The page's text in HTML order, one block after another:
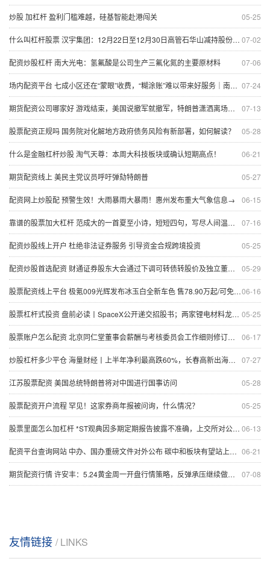
05-25
炒股 加杠杆 盈利门槛难越，硅基智能赴港闯关
07-02
什么叫杠杆股票 汉宇集团：12月22日至12月30日高管石华山减持股份合计248.65万股
07-06
配资炒股杠杆 南大光电：氢氟酸是公司生产三氟化氮的主要原材料
07-24
场内配资平台 七成小区还在“蒙眼”收费，“糊涂账”难以带来好服务｜南方产业观
07-13
期货配资公司哪家好 游戏结束，美国说撤军就撤军，特朗普潇洒离场，烂摊子都留给北约
05-28
股票配资正规吗 国务院对化解地方政府债务风险有新部署，如何解读？
06-21
什么是金融杠杆炒股 淘气天尊：本周大科技板块或确认短期高点！
05-27
期货配资线上 美民主党议员呼吁弹劾特朗普
06-15
配资网上炒股配 预警生效！大雨暴雨大暴雨！惠州发布重大气象信息→
07-16
靠谱的股票加大杠杆 范成大的一首夏至小诗，短短四句，写尽人间温情，治愈了整个夏天
05-25
配资炒股线上开户 杜绝非法证券服务 引导资金合规跨境投资
05-29
配资炒股首选配资 财通证券股东大会通过下调可转债转股价及独立董事变更议案
06-16
股票配资线上平台 极氪009光辉发布冰玉白全新车色 售78.90万起/可免费选装
05-25
股票杠杆式投资 盘前必读丨SpaceX公开递交招股书；两家锂电材料龙头宣布新项目
06-17
股票账户怎么配资 北京同仁堂董事会薪酬与考核委员会工作细则修订通过
07-27
炒股杠杆多少平仓 海量财经丨上半年净利最高跌60%，长春高新出海寻路
05-28
江苏股票配资 美国总统特朗普将对中国进行国事访问
05-25
股票配资开户流程 罕见！这家券商年报被问询，什么情况？
06-13
股票里面怎么加杠杆 *ST观典因多期定期报告披露不准确，上交所对公司及有关责任人予以通报批评
06-21
配资平台查询网站 中办、国办重磅文件对外公布 碳中和板块有望站上风口
07-08
期货配资行情 许安丰：5.24黄金周一开盘行情策略，反弹承压继续做空！
友情链接 / LINKS